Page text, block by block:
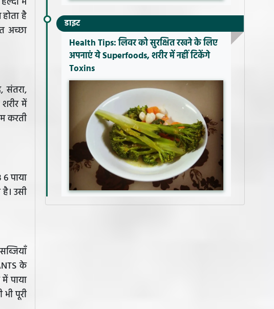
है
अच्छा
संतरा,
में
करती
पाया
उसी
के
पाया
पूरी
डाइट
Health Tips: लिवर को सुरक्षित रखने के लिए
अपनाएं ये Superfoods, शरीर में नहीं टिकेंगे
Toxins